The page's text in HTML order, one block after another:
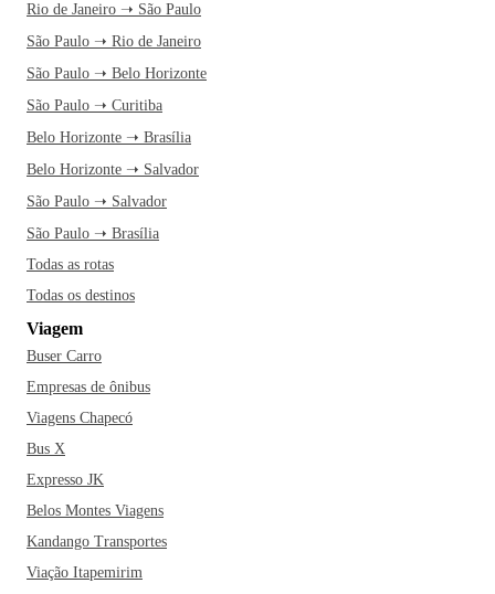
Rio de Janeiro ➝ São Paulo
São Paulo ➝ Rio de Janeiro
São Paulo ➝ Belo Horizonte
São Paulo ➝ Curitiba
Belo Horizonte ➝ Brasília
Belo Horizonte ➝ Salvador
São Paulo ➝ Salvador
São Paulo ➝ Brasília
Todas as rotas
Todas os destinos
Viagem
Buser Carro
Empresas de ônibus
Viagens Chapecó
Bus X
Expresso JK
Belos Montes Viagens
Kandango Transportes
Viação Itapemirim